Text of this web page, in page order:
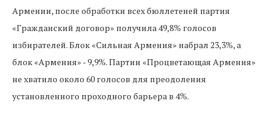
Армении, после обработки всех бюллетеней партия
«Гражданский договор» получила 49,8% голосов
избирателей. Блок «Сильная Армения» набрал 23,3%, а
блок «Армения» - 9,9%. Партии «Процветающая Армения»
не хватило около 60 голосов для преодоления
установленного проходного барьера в 4%.